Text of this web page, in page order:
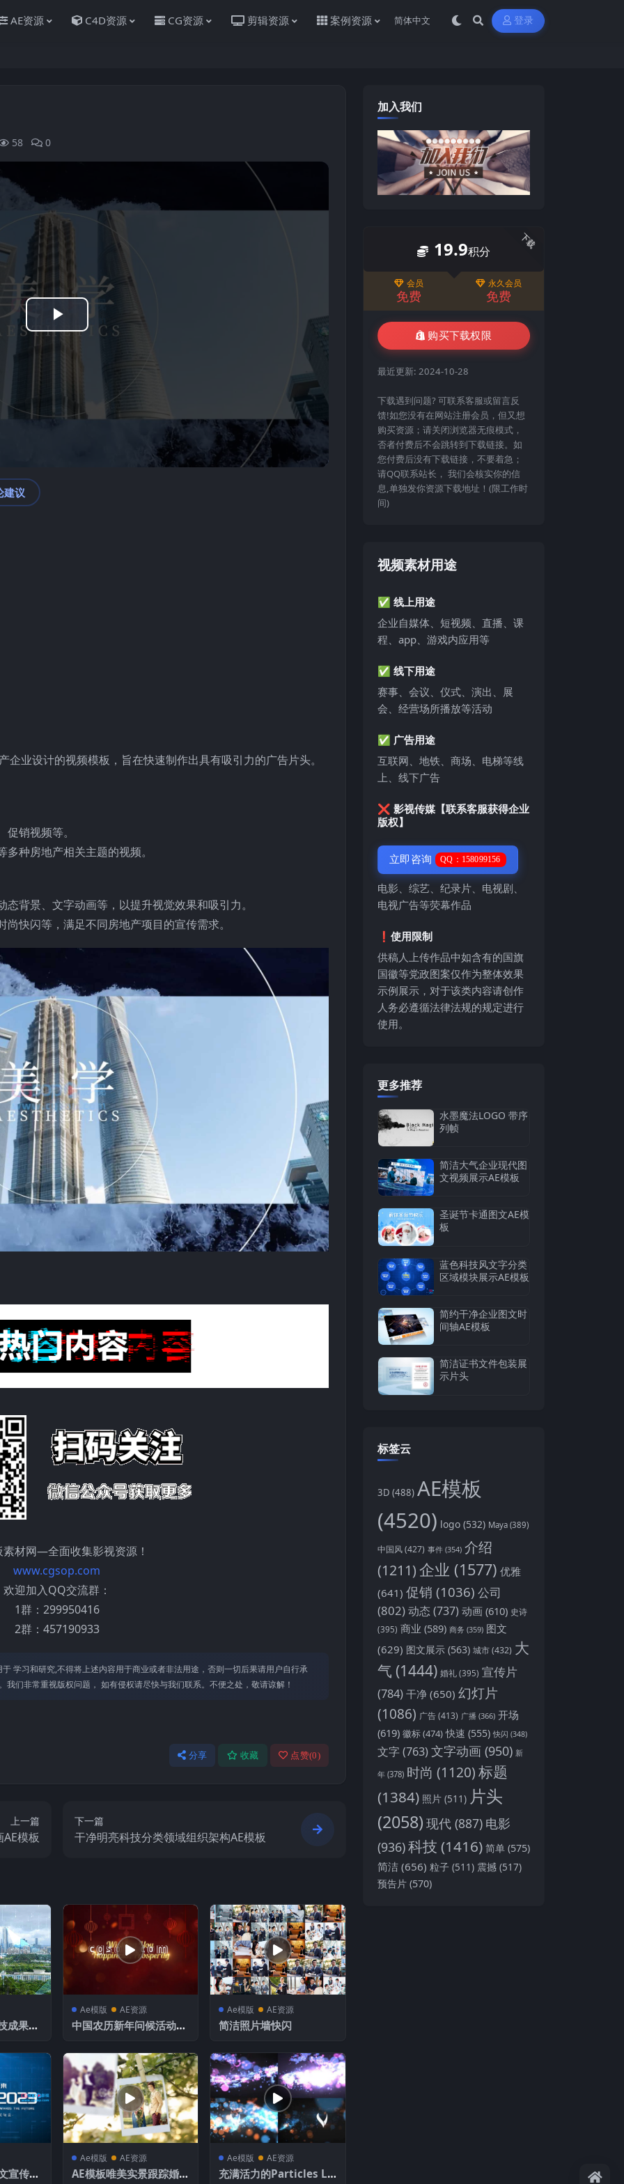
AE资源 C4D资源 CG资源 剪辑资源 案例资源 登录
58 0
Play
建议
业设计的视频模板，旨在快速制作出具有吸引力的广告片头。
销视频等。
种房地产相关主题的视频。
背景、文字动画等，以提升视觉效果和吸引力。
快闪等，满足不同房地产项目的宣传需求。
素材网—全面收集影视资源！
www.cgsop.com
欢迎加入QQ交流群：
1群：299950416
2群：457190933
学习和研究,不得将上述内容⽤于商业或者⾮法⽤途，否则⼀切后果请⽤户⾃⾏承
们⾮常重视版权问题， 如有侵权请尽快与我们联系。不便之处，敬请谅解！
分享 收藏 点赞(0)
上一篇
模板
下一篇
干净明亮科技分类领域组织架构AE模板
成果展
Ae模版 AE资源
中国农历新年问候活动春
Ae模版 AE资源
简洁照片墙快闪
宣传A
Ae模版 AE资源
AE模板唯美实景跟踪婚庆
Ae模版 AE资源
充满活力的Particles Lo
加入我们
下载
19.9积分
会员
免费
永久会员
免费
购买下载权限
最近更新: 2024-10-28
下载遇到问题? 可联系客服或留言反
馈!如您没有在网站注册会员，但又想
购买资源；请关闭浏览器无痕模式，
否者付费后不会跳转到下载链接。如
您付费后没有下载链接，不要着急；
请QQ联系站长， 我们会核实你的信
息,单独发你资源下载地址！(限工作时
间)
视频素材用途
✅ 线上用途
企业自媒体、短视频、直播、课
程、app、游戏内应用等
✅ 线下用途
赛事、会议、仪式、演出、展
会、经营场所播放等活动
✅ 广告用途
互联网、地铁、商场、电梯等线
上、线下广告
❌ 影视传媒【联系客服获得企业
版权】
立即咨询 QQ：158099156
电影、综艺、纪录片、电视剧、
电视广告等荧幕作品
❗️使用限制
供稿人上传作品中如含有的国旗
国徽等党政图案仅作为整体效果
示例展示，对于该类内容请创作
人务必遵循法律法规的规定进行
使用。
更多推荐
水墨魔法LOGO 带序
列帧
简洁大气企业现代图
文视频展示AE模板
圣诞节卡通图文AE模
板
蓝色科技风文字分类
区域模块展示AE模板
简约干净企业图文时
间轴AE模板
简洁证书文件包装展
示片头
标签云
3D (488) AE模板
(4520) logo (532) Maya (389)
中国风(427) 事件 (354) 介绍
(1211)企业 (1577) 优雅
(641) 促销 (1036) 公司
(802)动态 (737) 动画 (610) 史诗
(395) 商业 (589) 商务 (359) 图文
(629) 图文展示 (563) 城市(432) 大
气 (1444) 婚礼 (395) 宣传片
(784) 干净 (650) 幻灯片
(1086) 广告(413) 广播 (366) 开场
(619) 徽标(474) 快速 (555) 快闪 (348)
文字(763)文字动画 (950) 新
年 (378) 时尚 (1120)标题
(1384) 照片 (511) 片头
(2058) 现代 (887) 电影
(936)科技 (1416) 简单 (575)
简洁 (656) 粒子 (511) 震撼 (517)
预告片 (570)